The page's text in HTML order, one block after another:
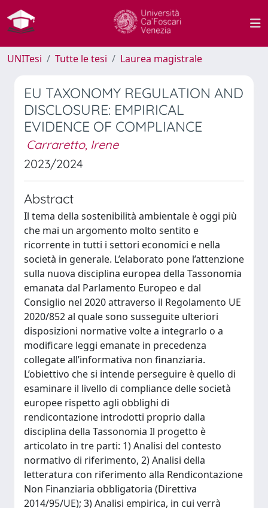
UNITesi Tutte le tesi Laurea magistrale
EU TAXONOMY REGULATION AND
DISCLOSURE: EMPIRICAL
EVIDENCE OF COMPLIANCE
Carraretto, Irene
2023/2024
Abstract
Il tema della sostenibilità ambientale è oggi più
che mai un argomento molto sentito e
ricorrente in tutti i settori economici e nella
società in generale. L’elaborato pone l’attenzione
sulla nuova disciplina europea della Tassonomia
emanata dal Parlamento Europeo e dal
Consiglio nel 2020 attraverso il Regolamento UE
2020/852 al quale sono susseguite ulteriori
disposizioni normative volte a integrarlo o a
modificare leggi emanate in precedenza
collegate all’informativa non finanziaria.
L’obiettivo che si intende perseguire è quello di
esaminare il livello di compliance delle società
europee rispetto agli obblighi di
rendicontazione introdotti proprio dalla
disciplina della Tassonomia Il progetto è
articolato in tre parti: 1) Analisi del contesto
normativo di riferimento, 2) Analisi della
letteratura con riferimento alla Rendicontazione
Non Finanziaria obbligatoria (Direttiva
2014/95/UE); 3) Analisi empirica, in cui verrà